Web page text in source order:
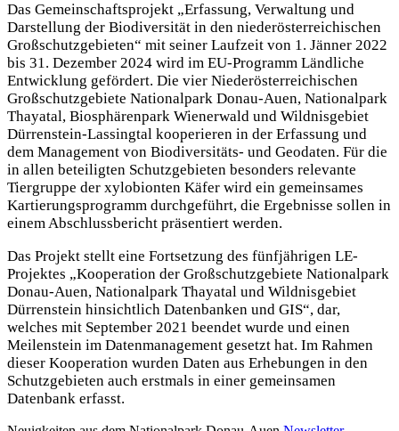
Das Gemeinschaftsprojekt „Erfassung, Verwaltung und
Darstellung der Biodiversität in den niederösterreichischen
Großschutzgebieten“ mit seiner Laufzeit von 1. Jänner 2022
bis 31. Dezember 2024 wird im EU-Programm Ländliche
Entwicklung gefördert. Die vier Niederösterreichischen
Großschutzgebiete Nationalpark Donau-Auen, Nationalpark
Thayatal, Biosphärenpark Wienerwald und Wildnisgebiet
Dürrenstein-Lassingtal kooperieren in der Erfassung und
dem Management von Biodiversitäts- und Geodaten. Für die
in allen beteiligten Schutzgebieten besonders relevante
Tiergruppe der xylobionten Käfer wird ein gemeinsames
Kartierungsprogramm durchgeführt, die Ergebnisse sollen in
einem Abschlussbericht präsentiert werden.
Das Projekt stellt eine Fortsetzung des fünfjährigen LE-
Projektes „Kooperation der Großschutzgebiete Nationalpark
Donau-Auen, Nationalpark Thayatal und Wildnisgebiet
Dürrenstein hinsichtlich Datenbanken und GIS“, dar,
welches mit September 2021 beendet wurde und einen
Meilenstein im Datenmanagement gesetzt hat. Im Rahmen
dieser Kooperation wurden Daten aus Erhebungen in den
Schutzgebieten auch erstmals in einer gemeinsamen
Datenbank erfasst.